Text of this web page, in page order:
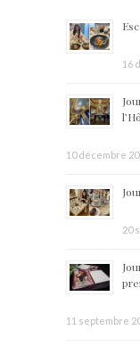
16
10 décembre
20
11 septembre